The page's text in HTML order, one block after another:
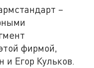
–
фирмой,
и Егор Кульков.